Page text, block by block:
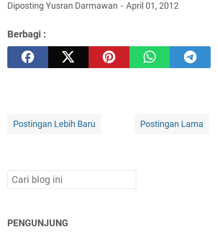
Diposting Yusran Darmawan April 01, 2012
Berbagi :
Postingan Lebih Baru Postingan Lama
PENGUNJUNG